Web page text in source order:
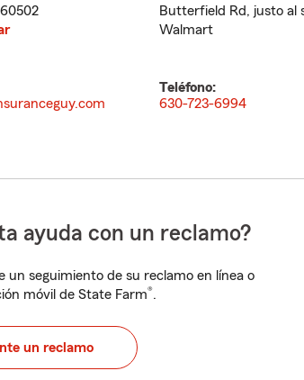
60502
Butterfield Rd, justo al
Walmart
Teléfono:
630-723-6994
ayuda con un reclamo?
un seguimiento de su reclamo en línea o
móvil de State Farm®.
un reclamo